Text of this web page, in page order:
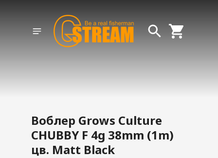
Воблер Grows Culture
CHUBBY F 4g 38mm (1m)
цв. Matt Black